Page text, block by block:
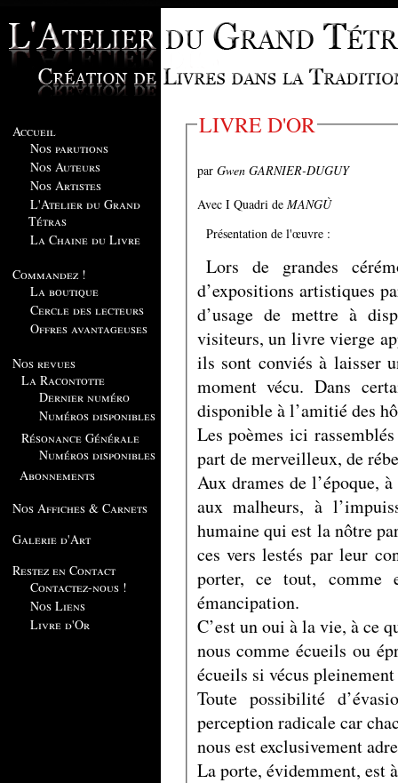
Accueil
Nos parutions
Nos Auteurs
Nos Artistes
L'Atelier du Grand
Tétras
La Chaine du Livre
Commandez !
La boutique
Cercle des lecteurs
Offres avantageuses
Nos revues
La Racontotte
Dernier numéro
Numéros disponibles
Résonance Générale
Numéros disponibles
Abonnements
Nos Affiches & Carnets
Galerie d'Art
Restez en Contact
Contactez-nous !
Nos Liens
Livre d'Or
LIVRE D'OR
par Gwen GARNIER-DUGUY
Avec I Quadri de MANGÙ
Présentation de l'œuvre :
Lors de grandes
d’expositions artistiques
d’usage de mettre à
visiteurs, un livre vierge
ils sont conviés à laisser
moment vécu. Dans
disponible à l’amitié des
Les poèmes ici
part de merveilleux, de
Aux drames de l’époque,
aux malheurs, à
humaine qui est la nôtre
ces vers lestés par leur
porter, ce tout, comme
émancipation.
C’est un oui à la vie, à ce
nous comme écueils ou
écueils si vécus
Toute possibilité
perception radicale car
nous est exclusivement
La porte, évidemment, est